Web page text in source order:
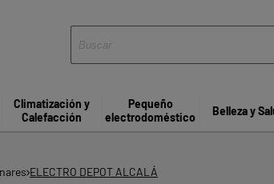
Climatización y
Calefacción
Pequeño
electrodoméstico
Belleza y
ELECTRO DEPOT ALCALÁ